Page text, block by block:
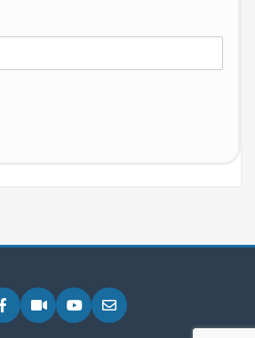
Facebook
ZoomYouTube
Email